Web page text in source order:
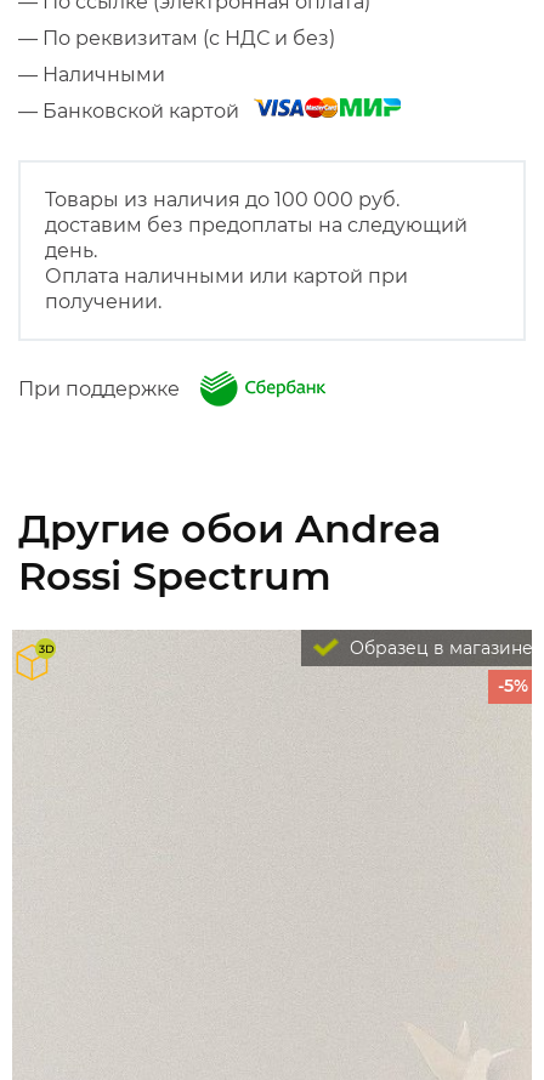
— По реквизитам (с НДС и без)
— Наличными
— Банковской картой
Товары из наличия до 100 000 руб.
доставим без предоплаты на следующий
день.
Оплата наличными или картой при
получении.
При поддержке
Другие обои Andrea
Rossi Spectrum
Образец в магазине
-5%